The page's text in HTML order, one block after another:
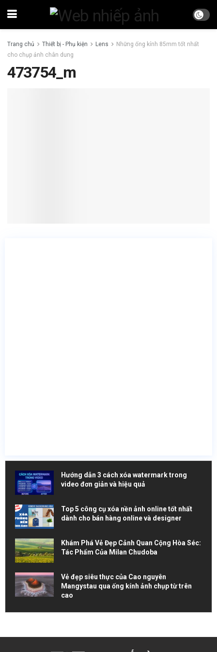
Trang chủ Thiết bị - Phụ kiện Lens
Những ống kính 85mm tốt nhất
cho chụp ảnh chân dung
473754_m
Hướng dẫn 3 cách xóa watermark trong
video đơn giản và hiệu quả
Top 5 công cụ xóa nền ảnh online tốt nhất
dành cho bán hàng online và designer
Khám Phá Vẻ Đẹp Cảnh Quan Cộng Hòa Séc:
Tác Phẩm Của Milan Chudoba
Vẻ đẹp siêu thực của Cao nguyên
Mangystau qua ống kính ảnh chụp từ trên
cao